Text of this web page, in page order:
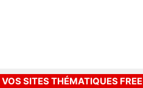
VOS SITES THÉMATIQUES FREE